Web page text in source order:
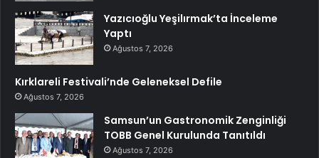
Yazıcıoğlu Yeşilırmak’ta İnceleme
Yaptı
Ağustos 7, 2026
Kırklareli Festivali’nde Geleneksel Defile
Ağustos 7, 2026
Samsun’un Gastronomik Zenginliği
TOBB Genel Kurulunda Tanıtıldı
Ağustos 7, 2026